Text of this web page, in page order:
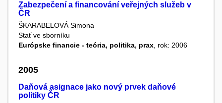
Zabezpečení a financování veřejných služeb v
ČR
ŠKARABELOVÁ Simona
Stať ve sborníku
Európske financie - teória, politika, prax, rok: 2006
2005
Daňová asignace jako nový prvek daňové
politiky ČR